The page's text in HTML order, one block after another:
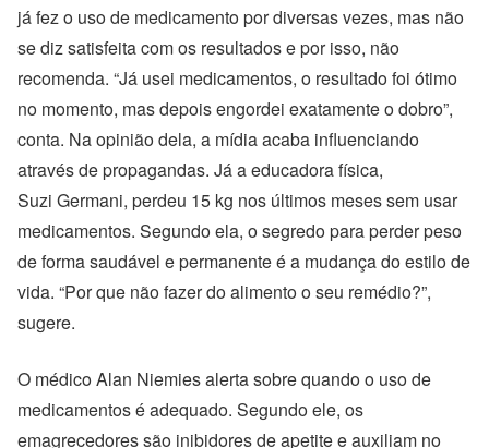
já fez o uso de medicamento por diversas vezes, mas não
se diz satisfeita com os resultados e por isso, não
recomenda. “Já usei medicamentos, o resultado foi ótimo
no momento, mas depois engordei exatamente o dobro”,
conta. Na opinião dela, a mídia acaba influenciando
através de propagandas. Já a educadora física,
Suzi Germani, perdeu 15 kg nos últimos meses sem usar
medicamentos. Segundo ela, o segredo para perder peso
de forma saudável e permanente é a mudança do estilo de
vida. “Por que não fazer do alimento o seu remédio?”,
sugere.
O médico Alan Niemies alerta sobre quando o uso de
medicamentos é adequado. Segundo ele, os
emagrecedores são inibidores de apetite e auxiliam no